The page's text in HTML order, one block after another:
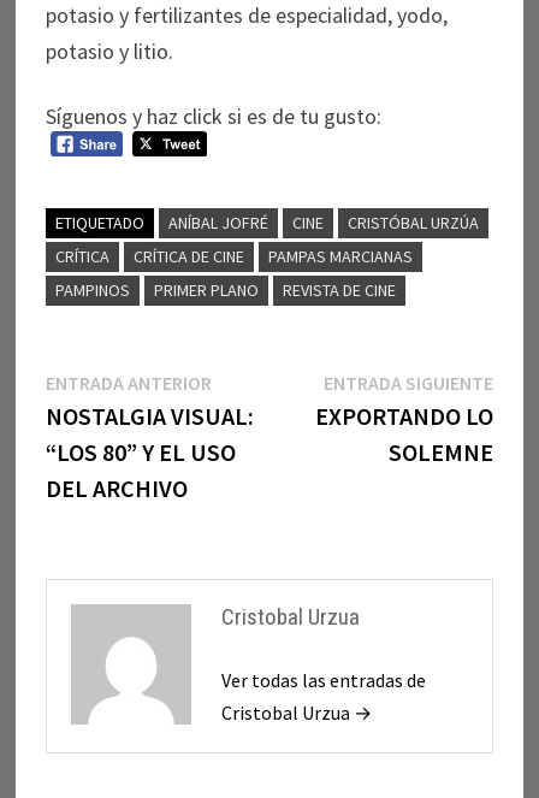
potasio y fertilizantes de especialidad, yodo,
potasio y litio.
Síguenos y haz click si es de tu gusto:
ETIQUETADO ANÍBAL JOFRÉ CINE
CRISTÓBAL URZÚA
CRÍTICA
CRÍTICA DE CINE
PAMPAS MARCIANAS
PAMPINOS
PRIMER PLANO REVISTA DE CINE
Navegación
de
entradas
ENTRADA ANTERIOREntrada
anterior:
NOSTALGIA VISUAL:
“LOS 80” Y EL USO
DEL ARCHIVO
ENTRADA SIGUIENTE
EXPORTANDO LO
SOLEMNE
Cristobal Urzua
Ver todas las entradas de
Cristobal Urzua →